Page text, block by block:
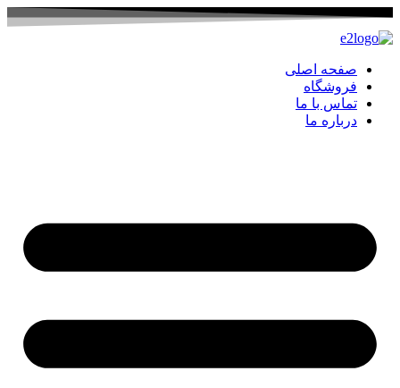
صفحه اصلی
فروشگاه
تماس با ما
درباره ما